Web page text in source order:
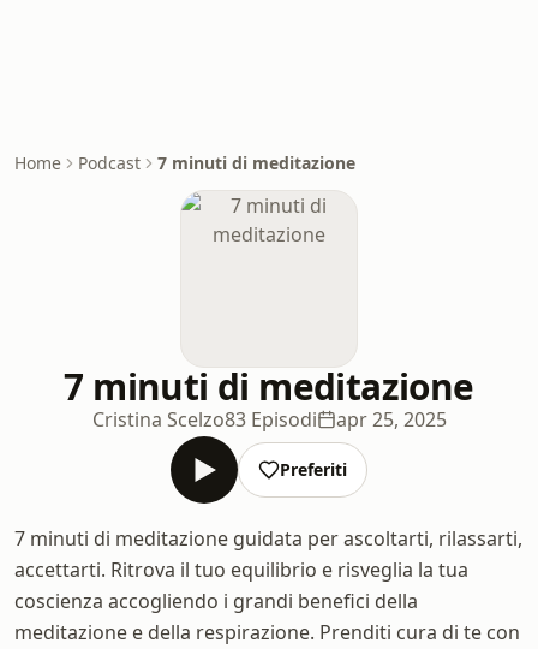
Home Podcast 7 minuti di meditazione
7 minuti di meditazione
Cristina Scelzo83 Episodi apr 25, 2025
Preferiti
7 minuti di meditazione guidata per ascoltarti, rilassarti,
accettarti. Ritrova il tuo equilibrio e risveglia la tua
coscienza accogliendo i grandi benefici della
meditazione e della respirazione. Prenditi cura di te con